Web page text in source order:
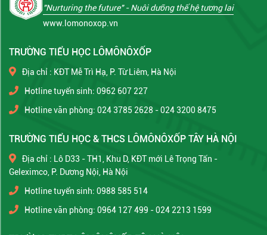
"Nurturing the future"- Nuôi dưỡng thế hệ tương lai
www.lomonoxop.vn
TRƯỜNG TIỂU HỌC LÔMÔNÔXỐP
Địa chỉ : KĐT Mễ Trì Hạ, P. Từ Liêm, Hà Nội
Hotline tuyển sinh: 0962 607 227
Hotline văn phòng: 024 3785 2628 - 024 3200 8475
TRƯỜNG TIỂU HỌC & THCS LÔMÔNÔXỐP TÂY HÀ NỘI
Địa chỉ : Lô D33 - TH1, Khu D, KĐT mới Lê Trọng Tấn -
Geleximco, P. Dương Nội, Hà Nội
Hotline tuyển sinh: 0988 585 514
Hotline văn phòng: 0964 127 499 - 024 2213 1599